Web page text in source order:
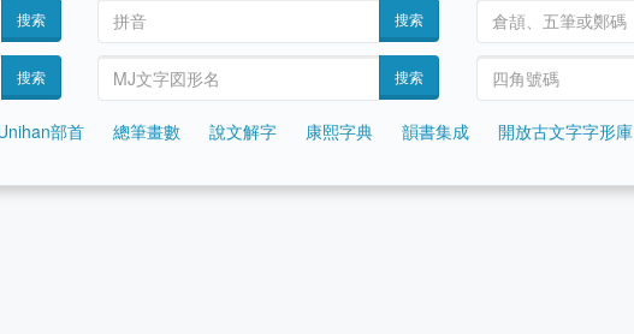
搜索 搜索
搜索 搜索
部首 總筆畫數 說文解字 康熙字典 韻書集成 開放古文字字形庫